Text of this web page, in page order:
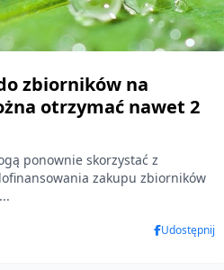
zbiorników na
otrzymać nawet 2
ponownie skorzystać z
zakupu zbiorników
Udostępnij